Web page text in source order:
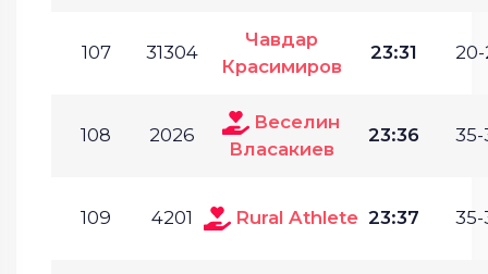
107 31304
Чавдар
Красимиров
23:31 20-
108 2026
Веселин
Власакиев
23:36 35-
109 4201 Rural Athlete 23:37 35-